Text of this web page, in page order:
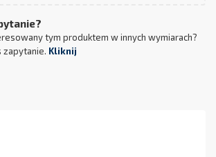
tym produktem w innych wymiarach?
zapytanie. Kliknij